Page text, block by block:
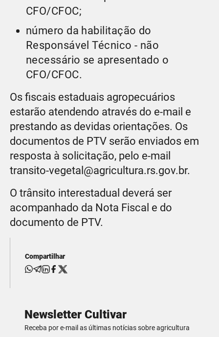
CFO/CFOC;
número da habilitação do
Responsável Técnico - não
necessário se apresentado o
CFO/CFOC.
Os fiscais estaduais agropecuários
estarão atendendo através do e-mail e
prestando as devidas orientações. Os
documentos de PTV serão enviados em
resposta à solicitação, pelo e-mail
transito-vegetal@agricultura.rs.gov.br.
O trânsito interestadual deverá ser
acompanhado da Nota Fiscal e do
documento de PTV.
Compartilhar
Newsletter Cultivar
Receba por e-mail as últimas notícias sobre agricultura